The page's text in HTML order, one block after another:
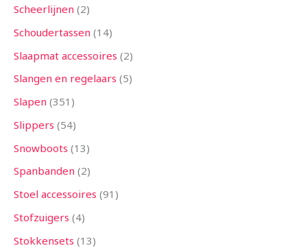
Scheerlijnen 2
Schoudertassen 14
Slaapmat accessoires 2
Slangen en regelaars 5
Slapen 351
Slippers 54
Snowboots 13
Spanbanden 2
Stoel accessoires 91
Stofzuigers 4
Stokkensets 13